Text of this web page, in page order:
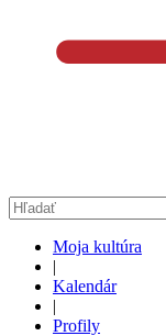
Moja kultúra
|
Kalendár
|
Profily